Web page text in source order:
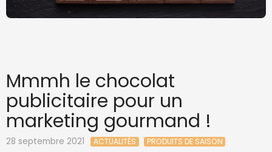
Mmmh le chocolat
publicitaire pour un
marketing gourmand !
28 septembre 2021 ACTUALITÉS PRODUITS DE SAISON